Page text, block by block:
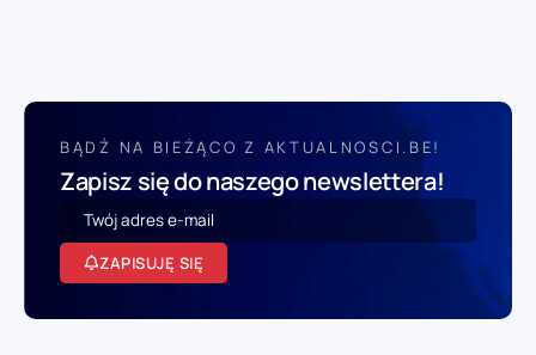
BĄDŹ NA BIEŻĄCO Z AKTUALNOSCI.BE!
Zapisz się do naszego newslettera!
ZAPISUJĘ SIĘ